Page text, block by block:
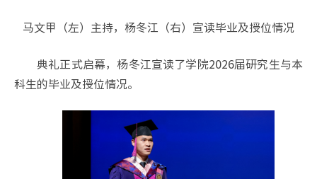
马文甲（左）主持，杨冬江（右）宣读毕业及授位情况
典礼正式启幕，杨冬江宣读了学院2026届研究生与本
科生的毕业及授位情况。